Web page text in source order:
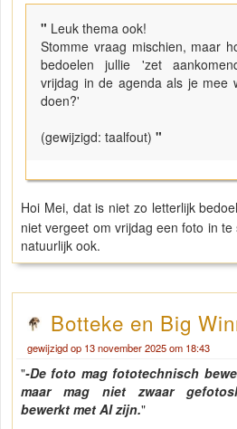
" Leuk thema ook!
Stomme vraag mischien, maar
bedoelen jullie 'zet
vrijdag in de agenda als je mee
doen?'
(gewijzigd: taalfout) "
Hoi Mei, dat is niet zo letterlijk
niet vergeet om vrijdag een foto in te
natuurlijk ook.
Botteke en Big
gewijzigd op 13 november 2025 om 18:43
"-De foto mag fototechnisch
maar mag niet zwaar
bewerkt met AI zijn."